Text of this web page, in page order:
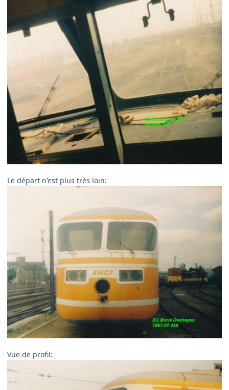
Le départ n'est plus très loin:
Vue de profil: